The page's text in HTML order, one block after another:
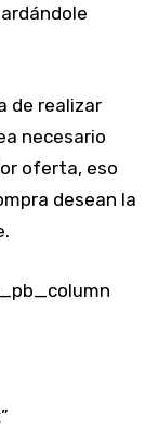
de realizar
necesario
oferta, eso
desean la